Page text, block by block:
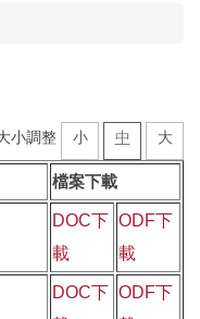
小調整 小 中 大
檔案下載
DOC下
載
ODF下
載
DOC下 ODF下